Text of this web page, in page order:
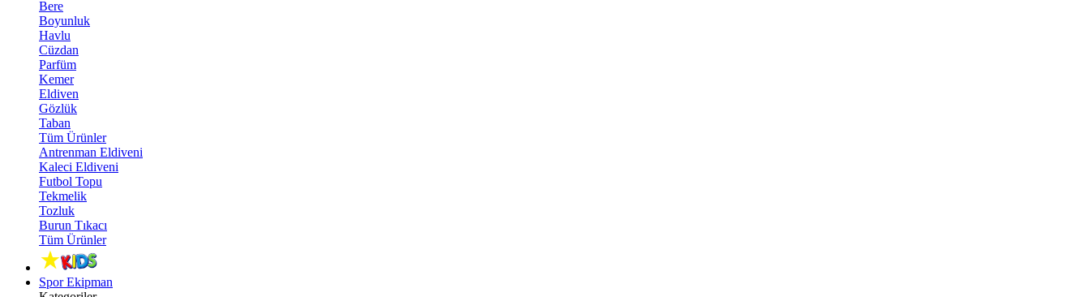
Bere
Boyunluk
Havlu
Cüzdan
Parfüm
Kemer
Eldiven
Gözlük
Taban
Tüm Ürünler
Antrenman Eldiveni
Kaleci Eldiveni
Futbol Topu
Tekmelik
Tozluk
Burun Tıkacı
Tüm Ürünler
Spor Ekipman